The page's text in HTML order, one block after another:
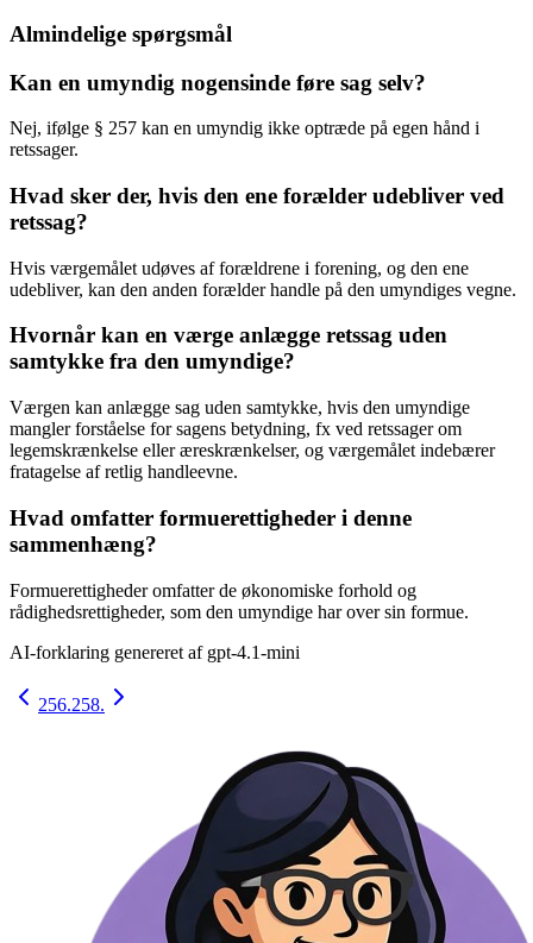
Almindelige spørgsmål
Kan en umyndig nogensinde føre sag selv?
Nej, ifølge § 257 kan en umyndig ikke optræde på egen hånd i
retssager.
Hvad sker der, hvis den ene forælder udebliver ved
retssag?
Hvis værgemålet udøves af forældrene i forening, og den ene
udebliver, kan den anden forælder handle på den umyndiges vegne.
Hvornår kan en værge anlægge retssag uden
samtykke fra den umyndige?
Værgen kan anlægge sag uden samtykke, hvis den umyndige
mangler forståelse for sagens betydning, fx ved retssager om
legemskrænkelse eller æreskrænkelser, og værgemålet indebærer
fratagelse af retlig handleevne.
Hvad omfatter formuerettigheder i denne
sammenhæng?
Formuerettigheder omfatter de økonomiske forhold og
rådighedsrettigheder, som den umyndige har over sin formue.
AI-forklaring genereret af gpt-4.1-mini
256.258.